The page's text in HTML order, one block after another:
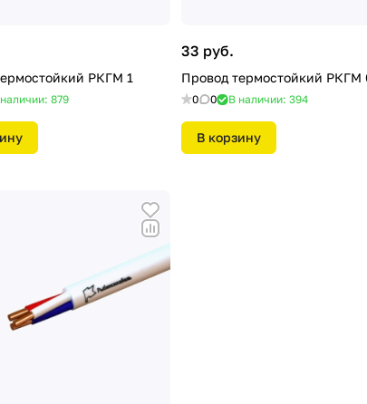
РКГМ 1
879
33 руб.
Провод термостойкий РКГМ
0 0 В наличии: 394
В корзину